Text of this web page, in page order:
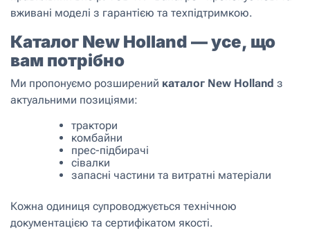
вживані моделі з гарантією та техпідтримкою.
Каталог New Holland — усе, що
вам потрібно
Ми пропонуємо розширений каталог New Holland з
актуальними позиціями:
трактори
комбайни
прес-підбирачі
сівалки
запасні частини та витратні матеріали
Кожна одиниця супроводжується технічною
документацією та сертифікатом якості.